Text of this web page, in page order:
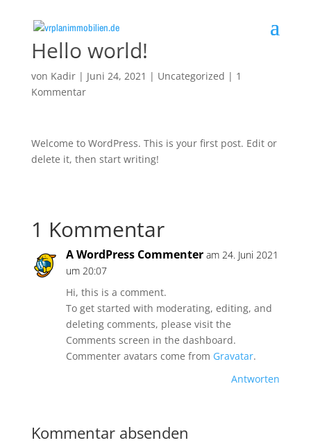
Hello world!
von Kadir| Juni 24, 2021 | Uncategorized | 1
Kommentar
Welcome to WordPress. This is your first post. Edit or
delete it, then start writing!
1 Kommentar
A WordPress Commenter am 24. Juni 2021
um 20:07
Hi, this is a comment.
To get started with moderating, editing, and
deleting comments, please visit the
Comments screen in the dashboard.
Commenter avatars come from Gravatar.
Antworten
Kommentar absenden